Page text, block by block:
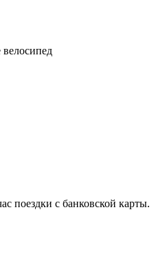
велосипед
поездки с банковской карты.